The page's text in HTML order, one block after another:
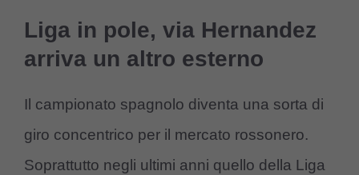
Liga in pole, via Hernandez
arriva un altro esterno
Il campionato spagnolo diventa una sorta di
giro concentrico per il mercato rossonero.
Soprattutto negli ultimi anni quello della Liga